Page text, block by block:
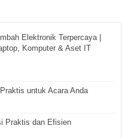
Elektronik Terpercaya |
Komputer & Aset IT
untuk Acara Anda
Praktis dan Efisien